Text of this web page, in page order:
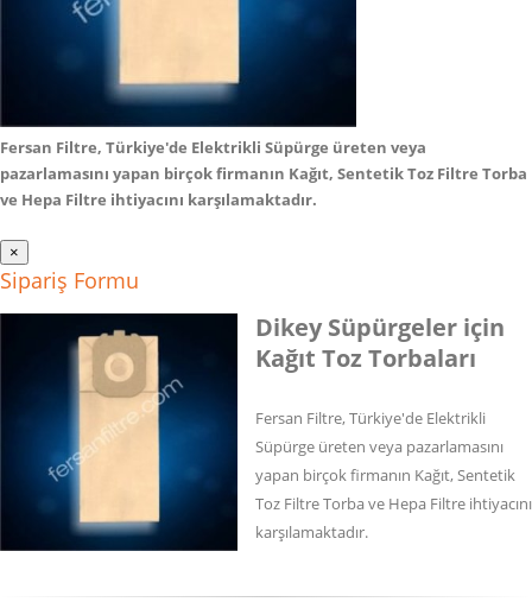
Fersan Filtre, Türkiye'de Elektrikli Süpürge üreten veya
pazarlamasını yapan birçok firmanın Kağıt, Sentetik Toz Filtre Torba
ve Hepa Filtre ihtiyacını karşılamaktadır.
×
Sipariş Formu
Dikey Süpürgeler için
Kağıt Toz Torbaları
Fersan Filtre, Türkiye'de Elektrikli
Süpürge üreten veya pazarlamasını
yapan birçok firmanın Kağıt, Sentetik
Toz Filtre Torba ve Hepa Filtre ihtiyacını
karşılamaktadır.